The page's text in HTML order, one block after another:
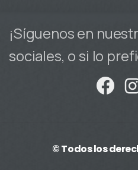
¡Síguenos en
sociales, o si lo
© Todos los